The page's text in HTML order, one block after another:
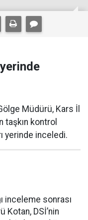
Müdürü, Kars İl
taşkın kontrol
yerinde inceledi.
inceleme sonrası
Kotan, DSİ’nin